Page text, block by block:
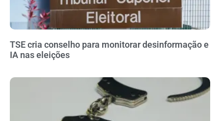
TSE cria conselho para monitorar desinformação e
IA nas eleições